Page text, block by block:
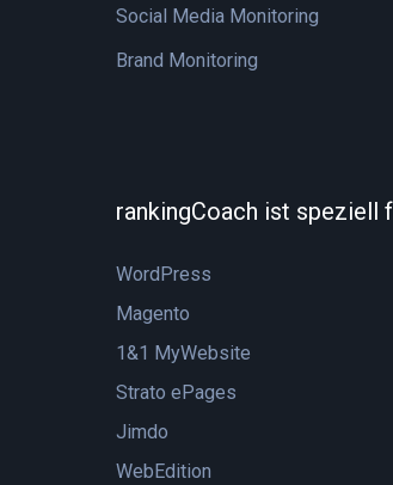
Social Media Monitoring
Brand Monitoring
rankingCoach ist speziell
WordPress
Magento
1&1 MyWebsite
Strato ePages
Jimdo
WebEdition